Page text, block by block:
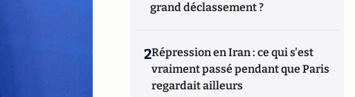
grand déclassement ?
2Répression en Iran : ce qui s'est
vraiment passé pendant que Paris
regardait ailleurs